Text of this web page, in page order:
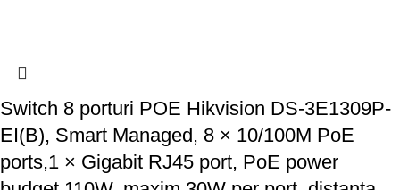
Switch 8 porturi POE Hikvision DS-3E1309P-
EI(B), Smart Managed, 8 × 10/100M PoE
ports,1 × Gigabit RJ45 port, PoE power